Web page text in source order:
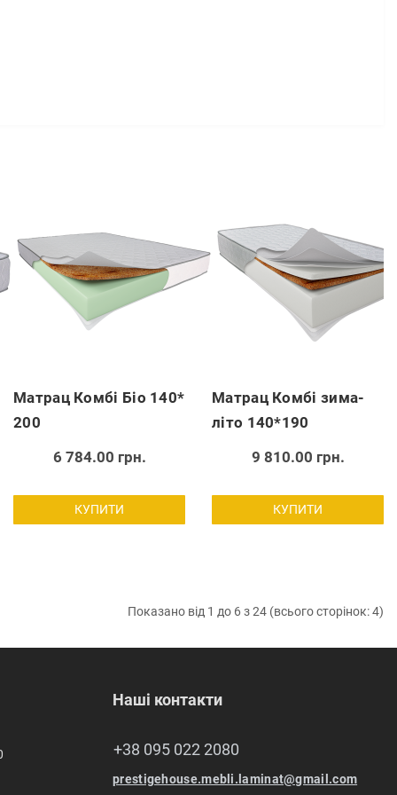
Матрац Комбі Біо 140*
200
6 784.00 грн.
КУПИТИ
Матрац Комбі зима-
літо 140*190
9 810.00 грн.
КУПИТИ
Показано від 1 до 6 з 24 (всього сторінок: 4)
Наші контакти
+38 095 022 2080
prestigehouse.mebli.laminat@gmail.com